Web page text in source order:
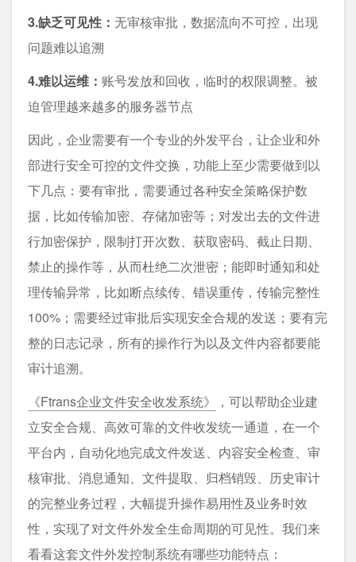
3.缺乏可见性： 无审核审批，数据流向不可控，出现
问题难以追溯
4.难以运维： 账号发放和回收，临时的权限调整。被
迫管理越来越多的服务器节点
因此，企业需要有一个专业的外发平台，让企业和外
部进行安全可控的文件交换，功能上至少需要做到以
下几点：要有审批，需要通过各种安全策略保护数
据，比如传输加密、存储加密等；对发出去的文件进
行加密保护，限制打开次数、获取密码、截止日期、
禁止的操作等，从而杜绝二次泄密；能即时通知和处
理传输异常，比如断点续传、错误重传，传输完整性
100%；需要经过审批后实现安全合规的发送；要有完
整的日志记录，所有的操作行为以及文件内容都要能
审计追溯。
《Ftrans企业文件安全收发系统》
，可以帮助企业建
立安全合规、高效可靠的文件收发统一通道，在一个
平台内，自动化地完成文件发送、内容安全检查、审
核审批、消息通知、文件提取、归档销毁、历史审计
的完整业务过程，大幅提升操作易用性及业务时效
性，实现了对文件外发全生命周期的可见性。我们来
看看这套文件外发控制系统有哪些功能特点：